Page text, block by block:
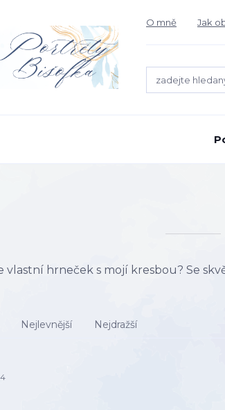
O mně Jak
vlastní hrneček s mojí kresbou? Se
Nejlevnější Nejdražší